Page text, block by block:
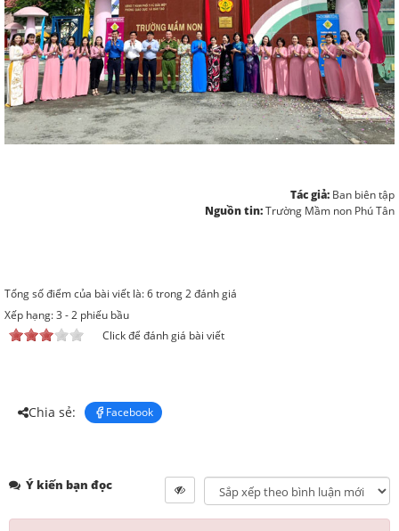
Tác giả: Ban biên tập
Nguồn tin:Trường Mầm non Phú Tân
Tổng số điểm của bài viết là: 6 trong 2 đánh giá
Xếp hạng:3 -2 phiếu bầu
Click để đánh giá bài viết
Chia sẻ: Facebook
Ý kiến bạn đọc